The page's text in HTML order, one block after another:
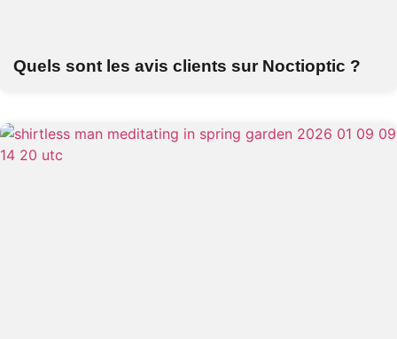
Quels sont les avis clients sur Noctioptic ?